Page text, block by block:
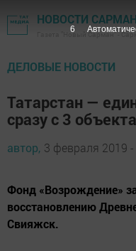
НОВОСТИ
Газета "Новый Сарман" -
ДЕЛОВЫЕ НОВОСТИ
Татарстан —
сразу с 3
автор, 3 февраля 2019 -
Фонд «Возрождение»
восстановлению
Свияжск.
4